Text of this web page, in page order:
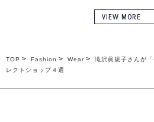
VIEW MORE
TOP Fashion Wear
滝沢眞規子さんが
レクトショップ４選